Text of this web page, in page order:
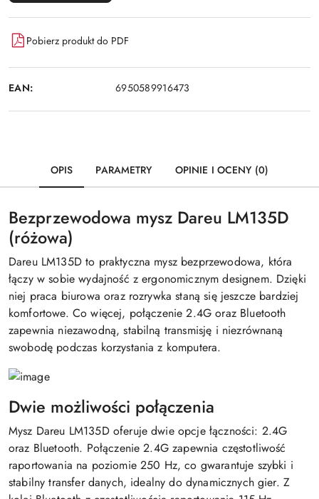
Pobierz produkt do PDF
EAN: 6950589916473
OPIS PARAMETRY OPINIE I OCENY (0)
Bezprzewodowa mysz Dareu LM135D
(różowa)
Dareu LM135D to praktyczna mysz bezprzewodowa, która
łączy w sobie wydajność z ergonomicznym designem. Dzięki
niej praca biurowa oraz rozrywka staną się jeszcze bardziej
komfortowe. Co więcej, połączenie 2.4G oraz Bluetooth
zapewnia niezawodną, stabilną transmisję i niezrównaną
swobodę podczas korzystania z komputera.
Dwie możliwości połączenia
Mysz Dareu LM135D oferuje dwie opcje łączności: 2.4G
oraz Bluetooth. Połączenie 2.4G zapewnia częstotliwość
raportowania na poziomie 250 Hz, co gwarantuje szybki i
stabilny transfer danych, idealny do dynamicznych gier. Z